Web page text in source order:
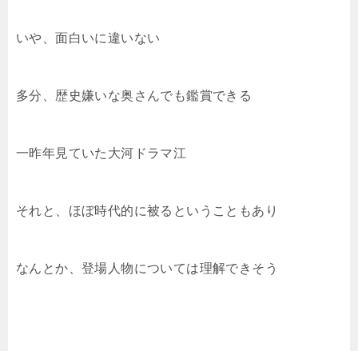
いや、面白いに違いない
多分、歴史嫌いな奥さんでも鑑賞できる
一昨年見ていた大河ドラマ江
それと、ほぼ時代的に被るということもあり
なんとか、登場人物については理解できそう